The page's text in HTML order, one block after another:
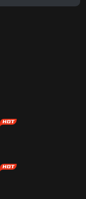
天剑诀（0.1百
玄影